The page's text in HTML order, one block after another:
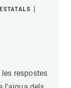
respostes